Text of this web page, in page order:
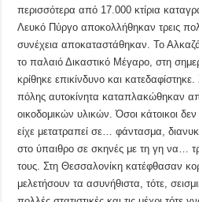
περισσότερα από 17.000 κτίρια
Λευκό Πύργο αποκολλήθηκαν τρεις
συνέχεια αποκαταστάθηκαν. Το
το παλαιό Δικαστικό Μέγαρο, στη
κρίθηκε επικίνδυνο και
πόλης αυτοκίνητα καταπλακώθηκαν
οικοδομικών υλικών. Όσοι κάτοικοι
είχε μετατραπεί σε… φάντασμα,
στο ύπαιθρο σε σκηνές με τη γη να…
τους. Στη Θεσσαλονίκη κατέφθασαν
μελετήσουν τα ασυνήθιστα, τότε,